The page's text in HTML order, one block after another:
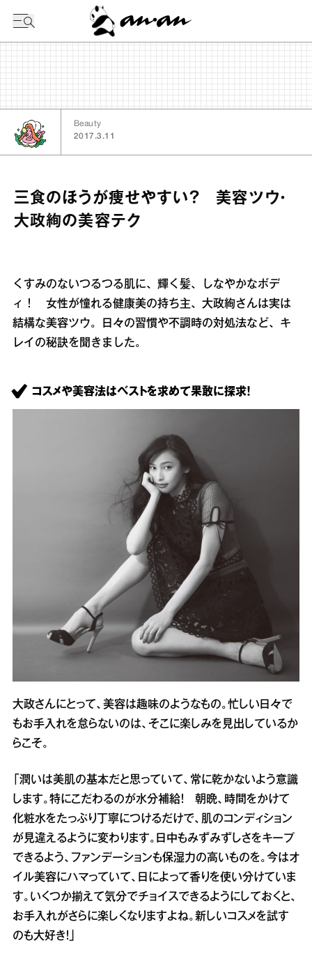
Beauty
2017.3.11
三食のほうが痩せやすい？ 美容ツウ・
大政絢の美容テク
くすみのないつるつる肌に、輝く髪、しなやかなボデ
ィ！ 女性が憧れる健康美の持ち主、大政絢さんは実は
結構な美容ツウ。日々の習慣や不調時の対処法など、キ
レイの秘訣を聞きました。
コスメや美容法はベストを求めて果敢に探求！
大政さんにとって、美容は趣味のようなもの。忙しい日々で
もお手入れを怠らないのは、そこに楽しみを見出しているか
らこそ。
「潤いは美肌の基本だと思っていて、常に乾かないよう意識
します。特にこだわるのが水分補給！ 朝晩、時間をかけて
化粧水をたっぷり丁寧につけるだけで、肌のコンディション
が見違えるように変わります。日中もみずみずしさをキープ
できるよう、ファンデーションも保湿力の高いものを。今はオ
イル美容にハマっていて、日によって香りを使い分けていま
す。いくつか揃えて気分でチョイスできるようにしておくと、
お手入れがさらに楽しくなりますよね。新しいコスメを試す
のも大好き！」